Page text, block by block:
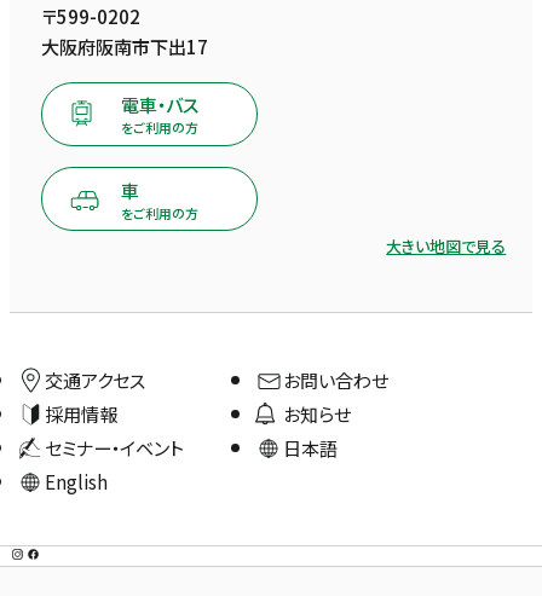
交通アクセス
お問い合わせ
採用情報
お知らせ
セミナー・イベント
日本語
English
〒599-0202
大阪府阪南市下出17
電車・バス
をご利用の方
車
をご利用の方
大きい地図で見る